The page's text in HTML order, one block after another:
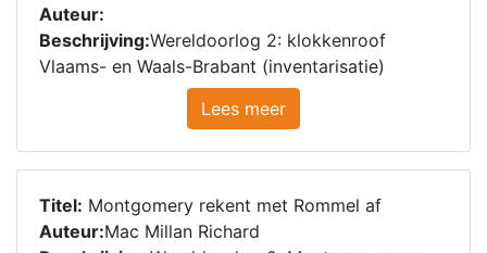
Auteur:
Beschrijving:Wereldoorlog 2: klokkenroof
Vlaams- en Waals-Brabant (inventarisatie)
Lees meer
Titel: Montgomery rekent met Rommel af
Auteur:Mac Millan Richard